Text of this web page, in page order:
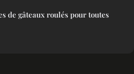
de gâteaux roulés pour toutes